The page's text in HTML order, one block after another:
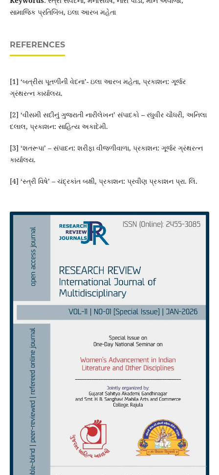
સામાજિક પ્રતિબિંબ, ઇલા આરબ મહેતા
REFERENCES
[1] ‘બત્રીસ પૂતળીની વેદના’- ઇલા આરબ મહેતા, પ્રકાશન: ગૂર્જર
ગ્રંથરત્ન કાર્યાલય.
[2] ‘વીસમી સદીનું ગુજરાતી નારીલેખન’ સંપાદકો – રધુવીર ચૌધરી, અનિલા
દલાલ, પ્રકાશન: સાહિત્ય અકાદેમી.
[3] ‘શતરૂપા’ – સંપાદન: શરીફા વીજળીવાળા, પ્રકાશન: ગૂર્જર ગ્રંથરત્ન
કાર્યાલય.
[4] ‘સ્ત્રી વિષે’ – ચંદ્રકાંત બક્ષી, પ્રકાશન: પ્રવીણ પ્રકાશન પ્રા. લિ.